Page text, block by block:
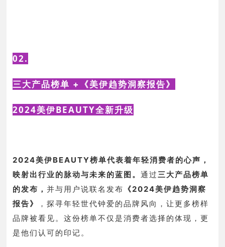
02.
三大产品榜单 + 《美伊趋势洞察报告》
2024美伊BEAUTY全新升级
2024美伊BEAUTY榜单代表着年轻消费者的心声，
映射出行业的脉动与未来的蓝图。通过三大产品榜单
的发布，并与用户说联名发布 《2024美伊趋势洞察
报告》
，探寻年轻世代钟爱的品牌风向，让更多榜样
品牌被看见。这份榜单不仅是消费者选择的体现，更
是他们认可的印记。